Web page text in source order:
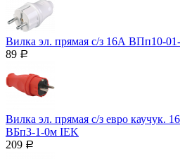
Вилка эл. прямая с/з 16А ВПп10-
89 Р
Вилка эл. прямая с/з евро каучук.
ВБп3-1-0м IEK
209 Р